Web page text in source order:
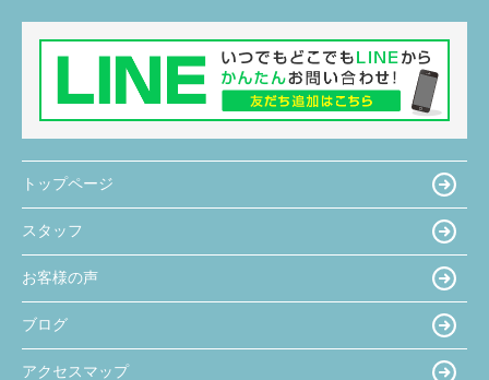
トップページ
スタッフ
お客様の声
ブログ
アクセスマップ